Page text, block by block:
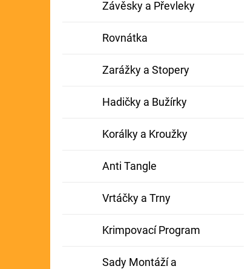
Závěsky a Převleky
Rovnátka
Zarážky a Stopery
Hadičky a Bužírky
Korálky a Kroužky
Anti Tangle
Vrtáčky a Trny
Krimpovací Program
Sady Montáží a